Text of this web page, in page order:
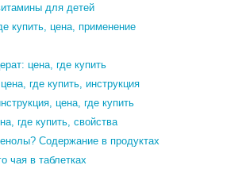
для детей
купить, цена, применение
цена, где купить
где купить, инструкция
цена, где купить
где купить, свойства
Содержание в продуктах
чая в таблетках